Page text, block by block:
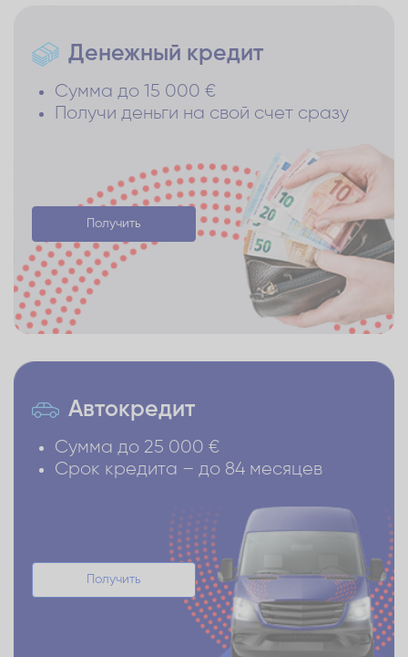
Денежный кредит
Сумма до 15 000 €
Получи деньги на свой счет сразу
Получить
Автокредит
Сумма до 25 000 €
Срок кредита – до 84 месяцев
Получить